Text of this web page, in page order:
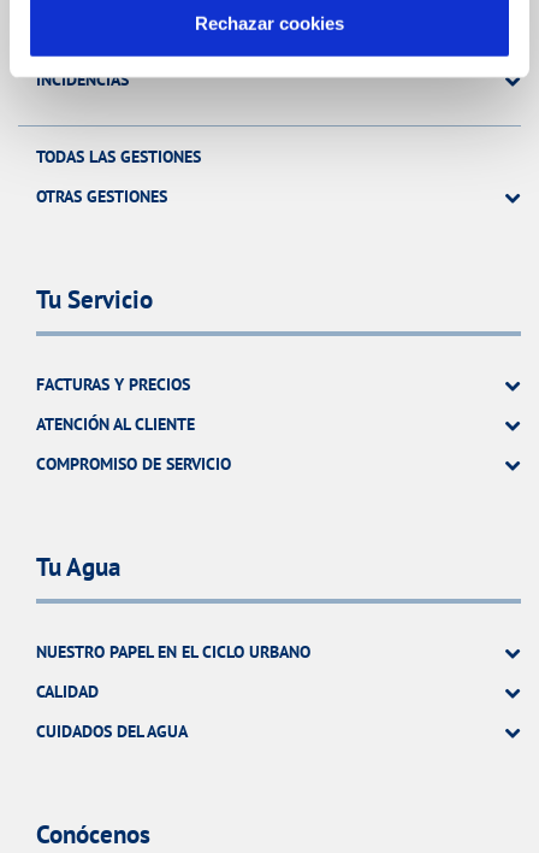
Rechazar cookies
INCIDENCIAS
TODAS LAS GESTIONES
OTRAS GESTIONES
Tu Servicio
FACTURAS Y PRECIOS
ATENCIÓN AL CLIENTE
COMPROMISO DE SERVICIO
Tu Agua
NUESTRO PAPEL EN EL CICLO URBANO
CALIDAD
CUIDADOS DEL AGUA
Conócenos